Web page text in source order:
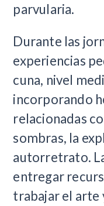
parvularia.
Durante las
experiencias
cuna, nivel
incorporando
relacionadas
sombras, la
autorretrato.
entregar
trabajar el arte